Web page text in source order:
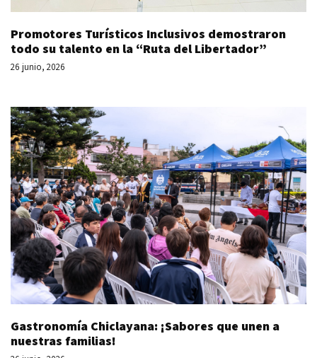
Promotores Turísticos Inclusivos demostraron
todo su talento en la “Ruta del Libertador”
26 junio, 2026
Gastronomía Chiclayana: ¡Sabores que unen a
nuestras familias!